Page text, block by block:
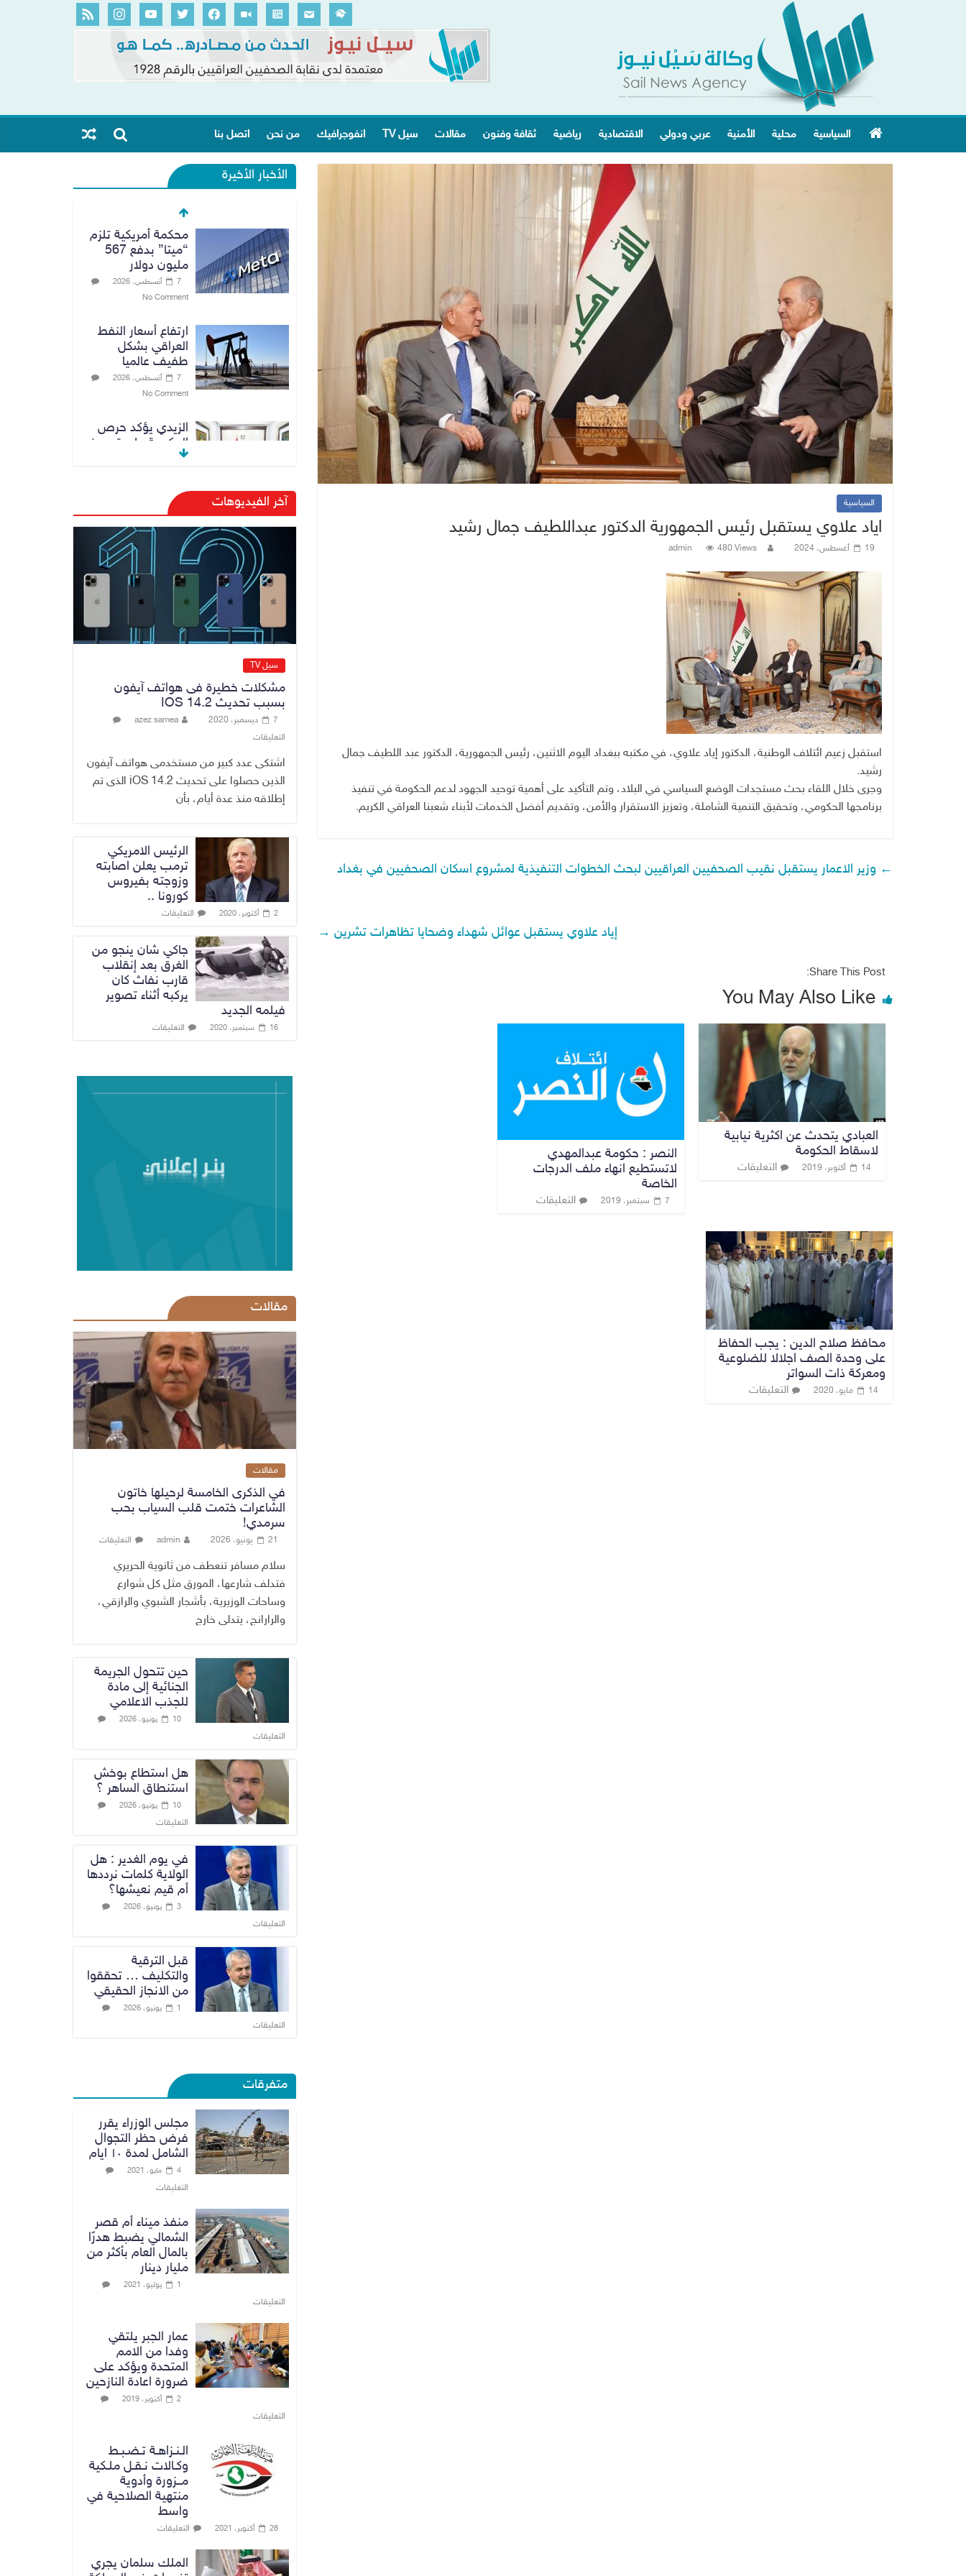
السياسية محلية الأمنية عربي ودولي الاقتصادية رياضية ثقافة وفنون مقالات سيل TV انفوجرافيك من نحن اتصل بنا
السياسية
اياد علاوي يستقبل رئيس الجمهورية الدكتور عبداللطيف جمال رشيد
19 أغسطس، 2024 admin 480 Views
استقبل زعيم ائتلاف الوطنية، الدكتور إياد علاوي، في مكتبه ببغداد اليوم الاثنين، رئيس الجمهورية، الدكتور عبد اللطيف جمال
رشيد.
وجرى خلال اللقاء بحث مستجدات الوضع السياسي في البلاد، وتم التأكيد على أهمية توحيد الجهود لدعم الحكومة في تنفيذ
برنامجها الحكومي، وتحقيق التنمية الشاملة، وتعزيز الاستقرار والأمن، وتقديم أفضل الخدمات لأبناء شعبنا العراقي الكريم.
← وزير الاعمار يستقبل نقيب الصحفيين العراقيين لبحث الخطوات التنفيذية لمشروع اسكان الصحفيين في بغداد
إياد علاوي يستقبل عوائل شهداء وضحايا تظاهرات تشرين →
Share This Post:
You May Also Like
العبادي يتحدث عن اكثرية نيابية
لاسقاط الحكومة
14 أكتوبر، 2019 التعليقات
النصر : حكومة عبدالمهدي
لاتستطيع انهاء ملف الدرجات
الخاصة
7 سبتمبر، 2019 التعليقات
محافظ صلاح الدين : يجب الحفاظ
على وحدة الصف اجلالا للضلوعية
ومعركة ذات السواتر
14 مايو، 2020 التعليقات
الأخبار الأخيرة
محكمة أمريكية تلزم
“ميتا” بدفع 567
مليون دولار
7 أغسطس، 2026
No Comment
ارتفاع أسعار النفط
العراقي بشكل
طفيف عالميا
7 أغسطس، 2026
No Comment
الزيدي يؤكد حرص
الحكومة على ترسيخ
علاقات التعاون مع
No Comment
وزارة الداخلية:
الحدود العراقية
تشهد مستوى عالياً
من الأمن والاستقرار
موظفي بلدية
الناصرية ومعقبين
ضبطت بحوزتهم
مستندات وأختام
مزورة
7 أغسطس، 2026 No Comment
آخر الفيديوهات
سيل TV
مشكلات خطيرة فى هواتف آيفون
بسبب تحديث IOS 14.2
7 ديسمبر، 2020
azez samea
التعليقات
اشتكى عدد كبير من مستخدمى هواتف آيفون
الذين حصلوا على تحديث iOS 14.2 الذى تم
إطلاقه منذ عدة أيام، بأن
الرئيس الامريكي
ترمب يعلن اصابته
وزوجته بفيروس
كورونا ..
2 أكتوبر، 2020 التعليقات
جاكي شان ينجو من
الغرق بعد إنقلاب
قارب نفاث كان
يركبه أثناء تصوير
فيلمه الجديد
16 سبتمبر، 2020 التعليقات
مقالات
مقالات
في الذكرى الخامسة لرحيلها خاتون
الشاعرات ختمت قلب السياب بحب
سرمدي!
21 يونيو، 2026 admin التعليقات
سلام مسافر تنعطف من ثانوية الحريري
فتدلف شارعها، المورق مثل كل شوارع
وساحات الوزيرية، بأشجار الشبوي والرازقي،
والرارانج، يتدلى خارج
حين تتحول الجريمة
الجنائية إلى مادة
للجذب الاعلامي
10 يونيو، 2026
التعليقات
هل استطاع بوخش
استنطاق الساهر ؟
10 يونيو، 2026
التعليقات
في يوم الغدير : هل
الولاية كلمات نرددها
أم قيم نعيشها؟
3 يونيو، 2026
التعليقات
قبل الترقية
والتكليف … تحققوا
من الانجاز الحقيقي
1 يونيو، 2026
التعليقات
متفرقات
مجلس الوزراء يقرر
فرض حظر التجوال
الشامل لمدة ١٠ ايام
4 مايو، 2021
التعليقات
منفذ ميناء أم قصر
الشمالي يضبط هدرًا
بالمال العام بأكثر من
مليار دينار
1 يوليو، 2021
التعليقات
عمار الجبر يلتقي
وفدا من الامم
المتحدة ويؤكد على
ضرورة اعادة النازحين
2 أكتوبر، 2019
التعليقات
الـنـزاهـة تـضـبـط
وكـالات نـقـل ملـكية
مــزورة وأدوية
منتهية الصلاحية في
واسط
28 أكتوبر، 2021 التعليقات
الملك سلمان يجري